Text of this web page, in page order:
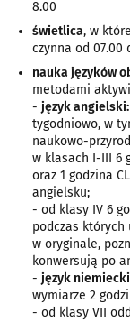
8.00
świetlica, w
czynna od 07.00
nauka języków
metodami
- język angielski:
tygodniowo, w
naukowo-
w klasach I-III 6
oraz 1 godzina
angielsku;
- od klasy IV 6
podczas
w oryginale,
konwersują po
- język
wymiarze 2
- od klasy VII